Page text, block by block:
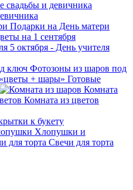
Подарки на День матери
на 1 сентября
5 октября - День учителя
Фотозоны из шаров под
Готовые
Комната
Комната из цветов
к букету
Хлопушки и
Свечи для торта